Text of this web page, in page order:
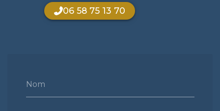
Nom
06 58 75 13 70